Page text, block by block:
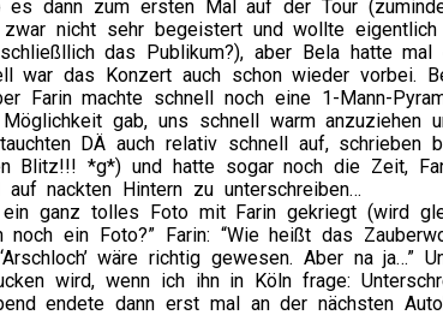
es dann zum ersten Mal auf der Tour
zwar nicht sehr begeistert und wollte
das Publikum?), aber Bela hatte mal
war das Konzert auch schon wieder vorbei.
Farin machte schnell noch eine 1-Mann-
gab, uns schnell warm anzuziehen
DÄ auch relativ schnell auf, schrieben
Blitz!!! *g*) und hatte sogar noch die Zeit,
auf nackten Hintern zu unterschreiben…
ganz tolles Foto mit Farin gekriegt (wird
noch ein Foto?” Farin: “Wie heißt das
wäre richtig gewesen. Aber na
wird, wenn ich ihn in Köln frage:
endete dann erst mal an der nächsten